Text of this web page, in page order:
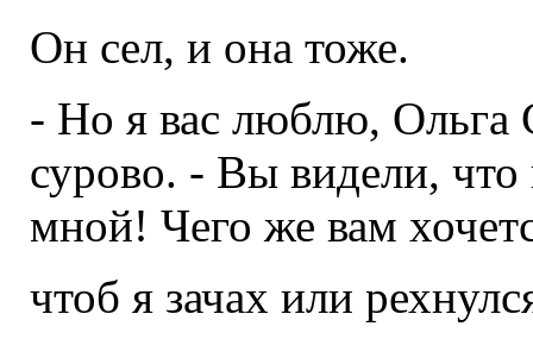
Он сел, и она тоже.
- Но я вас люблю, Ольга
сурово. - Вы видели, что
мной! Чего же вам
чтоб я зачах или